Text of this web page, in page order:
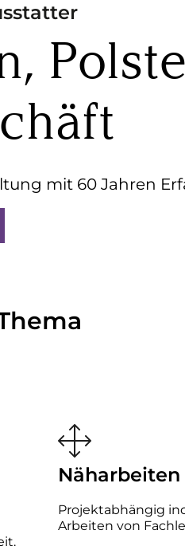
mit 60 Jahren
Näharbeiten
Projektabhängig
Arbeiten von